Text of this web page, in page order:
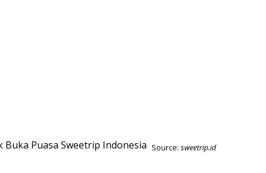
Source: sweetrip.id